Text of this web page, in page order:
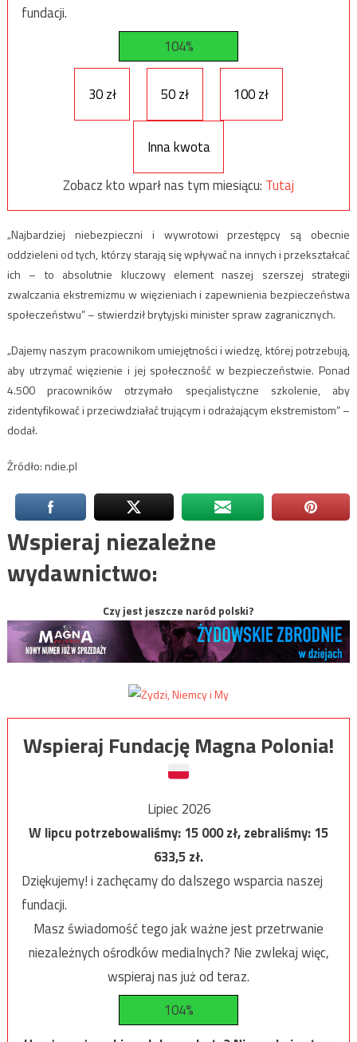
fundacji.
104%
30 zł 50 zł 100 zł
Inna kwota
Zobacz kto wparł nas tym miesiącu: Tutaj
„Najbardziej niebezpieczni i wywrotowi przestępcy są obecnie
oddzieleni od tych, którzy starają się wpływać na innych i przekształcać
ich – to absolutnie kluczowy element naszej szerszej strategii
zwalczania ekstremizmu w więzieniach i zapewnienia bezpieczeństwa
społeczeństwu” – stwierdził brytyjski minister spraw zagranicznych.
„Dajemy naszym pracownikom umiejętności i wiedzę, której potrzebują,
aby utrzymać więzienie i jej społeczność w bezpieczeństwie. Ponad
4.500 pracowników otrzymało specjalistyczne szkolenie, aby
zidentyfikować i przeciwdziałać trującym i odrażającym ekstremistom” –
dodał.
Źródło: ndie.pl
Wspieraj niezależne
wydawnictwo:
Czy jest jeszcze naród polski?
Wspieraj Fundację Magna Polonia!
Lipiec 2026
W lipcu potrzebowaliśmy:15 000zł, zebraliśmy:15
633,5zł.
Dziękujemy! i zachęcamy do dalszego wsparcia naszej
fundacji.
Masz świadomość tego jak ważne jest przetrwanie
niezależnych ośrodków medialnych? Nie zwlekaj więc,
wspieraj nas już od teraz.
104%